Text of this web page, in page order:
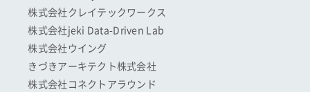
株式会社クレイテックワークス
株式会社jeki Data-Driven Lab
株式会社ウイング
きづきアーキテクト株式会社
株式会社コネクトアラウンド